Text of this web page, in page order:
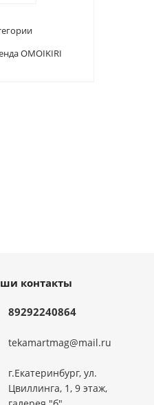
OMOIKIRI
контакты
89292240864
tekamartmag@mail.ru
г.Екатеринбург, ул.
Цвиллинга, 1, 9 этаж,